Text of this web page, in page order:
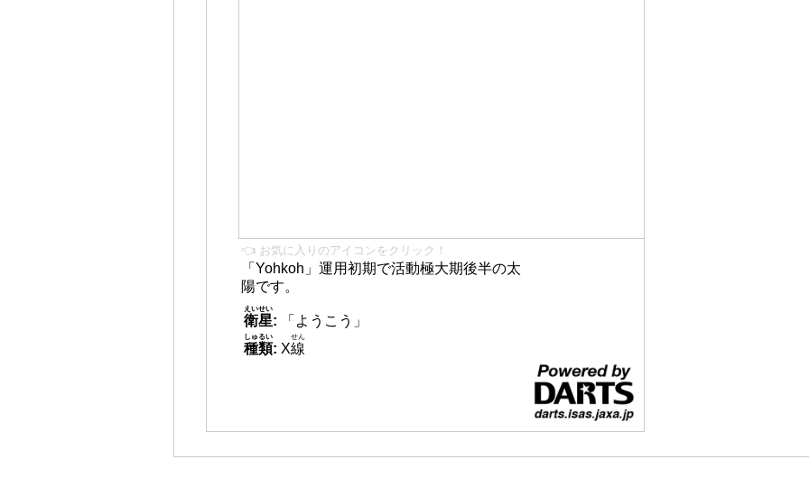
👈 お気に入りのアイコンをクリック！
「Yohkoh」運用初期で活動極大期後半の太
陽です。
衛星
えいせい
:
「ようこう」
種類
しゅるい
: X線
せん